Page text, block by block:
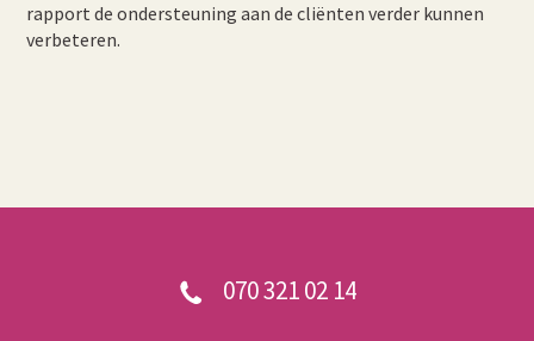
rapport de ondersteuning aan de cliënten verder kunnen
verbeteren.
070 321 02 14